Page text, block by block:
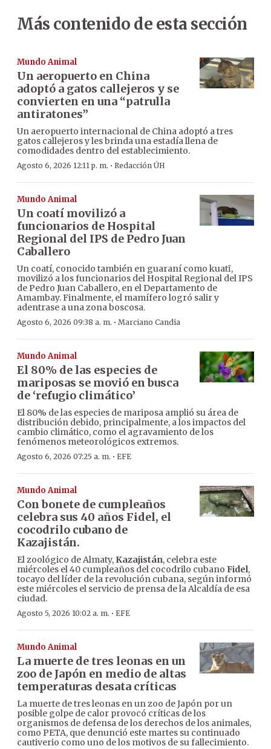
Más contenido de esta sección
Mundo Animal
Un aeropuerto en China
adoptó a gatos callejeros y se
convierten en una “patrulla
antiratones”
Un aeropuerto internacional de China adoptó a tres
gatos callejeros y les brinda una estadía llena de
comodidades dentro del establecimiento.
Agosto 6, 2026 12:11 p. m. · Redacción ÚH
Mundo Animal
Un coatí movilizó a
funcionarios de Hospital
Regional del IPS de Pedro Juan
Caballero
Un coatí, conocido también en guaraní como kuatĩ,
movilizó a los funcionarios del Hospital Regional del IPS
de Pedro Juan Caballero, en el Departamento de
Amambay. Finalmente, el mamífero logró salir y
adentrase a una zona boscosa.
Agosto 6, 2026 09:38 a. m. · Marciano Candia
Mundo Animal
El 80% de las especies de
mariposas se movió en busca
de ‘refugio climático’
El 80% de las especies de mariposa amplió su área de
distribución debido, principalmente, a los impactos del
cambio climático, como el agravamiento de los
fenómenos meteorológicos extremos.
Agosto 6, 2026 07:25 a. m. · EFE
Mundo Animal
Con bonete de cumpleaños
celebra sus 40 años Fidel, el
cocodrilo cubano de
Kazajistán.
El zoológico de Almaty, Kazajistán, celebra este
miércoles el 40 cumpleaños del cocodrilo cubano Fidel,
tocayo del líder de la revolución cubana, según informó
este miércoles el servicio de prensa de la Alcaldía de esa
ciudad.
Agosto 5, 2026 10:02 a. m. · EFE
Mundo Animal
La muerte de tres leonas en un
zoo de Japón en medio de altas
temperaturas desata críticas
La muerte de tres leonas en un zoo de Japón por un
posible golpe de calor provocó críticas de los
organismos de defensa de los derechos de los animales,
como PETA, que denunció este martes su continuado
cautiverio como uno de los motivos de su fallecimiento.